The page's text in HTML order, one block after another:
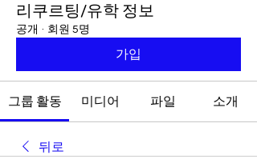
리쿠르팅/유학 정보
공개 · 회원 5명
가입
그룹 활동 미디어 파일 소개
뒤로